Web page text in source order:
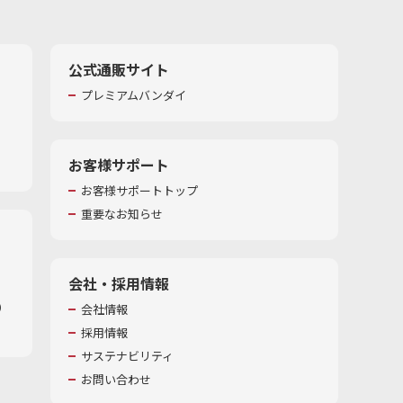
公式通販サイト
プレミアムバンダイ
お客様サポート
お客様サポートトップ
重要なお知らせ
会社・採用情報
会社情報
採用情報
サステナビリティ
お問い合わせ